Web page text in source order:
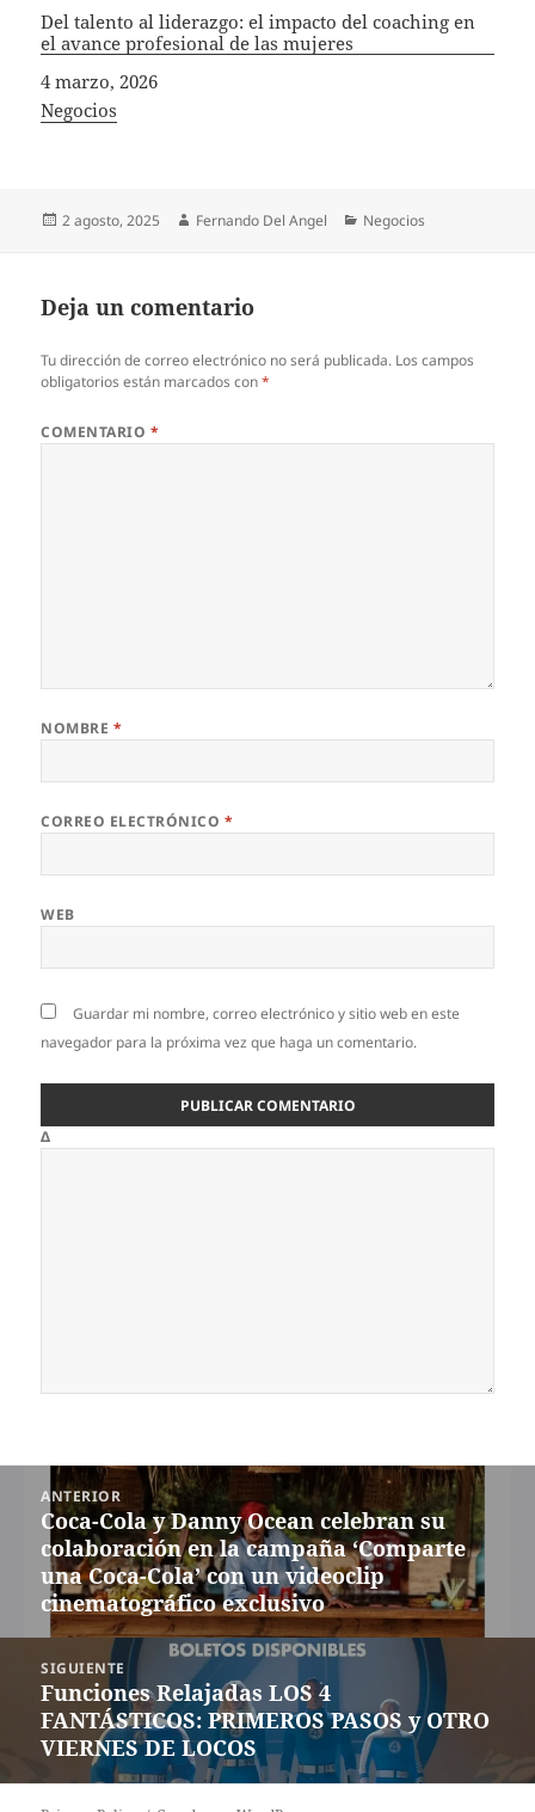
Del talento al liderazgo: el impacto del coaching en
el avance profesional de las mujeres
Fecha
4 marzo, 2026
In relation to
Negocios
Publicado
2 agosto, 2025 Autor
Fernando Del Angel Categorías
Negocios
Deja un comentario
Tu dirección de correo electrónico no será publicada. Los campos
obligatorios están marcados con*
COMENTARIO *
NOMBRE *
CORREO ELECTRÓNICO *
WEB
Guardar mi nombre, correo electrónico y sitio web en este
navegador para la próxima vez que haga un comentario.
Δ
Navegación
entradas
ANTERIOR
Entrada
anterior:
Coca-Cola y Danny Ocean celebran su
colaboración en la campaña ‘Comparte
una Coca-Cola’ con un videoclip
cinematográfico exclusivo
SIGUIENTE
Siguiente
entrada:
Funciones Relajadas LOS 4
FANTÁSTICOS: PRIMEROS PASOS y OTRO
VIERNES DE LOCOS